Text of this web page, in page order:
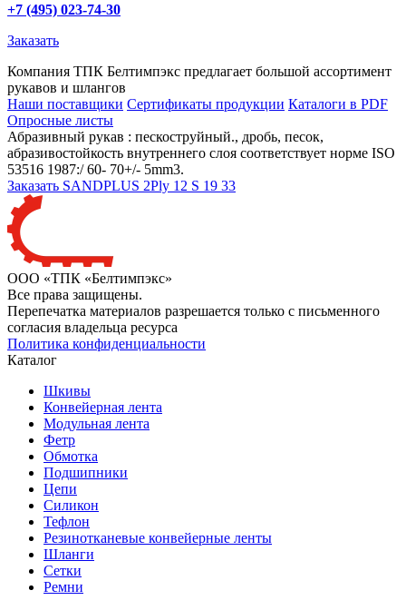
+7 (495) 023-74-30
Заказать
Компания ТПК Белтимпэкс предлагает большой ассортимент
рукавов и шлангов
Наши поставщики Сертификаты продукции Каталоги в PDF
Опросные листы
Абразивный рукав : пескоструйный., дробь, песок,
абразивостойкость внутреннего слоя соответствует норме ISO
53516 1987:/ 60- 70+/- 5mm3.
Заказать SANDPLUS 2Ply 12 S 19 33
ООО «ТПК «Белтимпэкс»
Все права защищены.
Перепечатка материалов разрешается только с письменного
согласия владельца ресурса
Политика конфиденциальности
Каталог
Шкивы
Конвейерная лента
Модульная лента
Фетр
Обмотка
Подшипники
Цепи
Силикон
Тефлон
Резинотканевые конвейерные ленты
Шланги
Сетки
Ремни